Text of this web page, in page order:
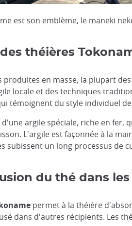
est son emblème, le maneki
théières
en masse, la plupart
locale et des techniques
témoignent du style individuel
argile spéciale, riche en
L'argile est façonnée à la
subissent un long processus de
du thé dans
permet à la théière
dans d'autres récipients. Les